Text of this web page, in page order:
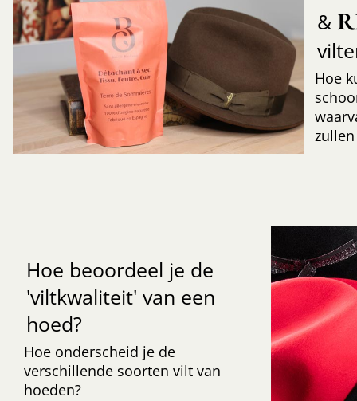
&
Hoe
Hoe beoordeel je de
'viltkwaliteit' van een
hoed?
Hoe onderscheid je de
verschillende soorten vilt van
hoeden?